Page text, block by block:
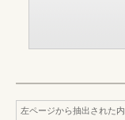
左ページから抽出された